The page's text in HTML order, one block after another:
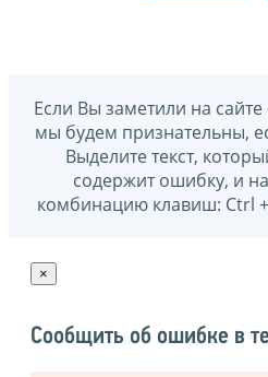
Если Вы заметили на
мы будем признательны,
Выделите текст,
содержит ошибку, и
комбинацию клавиш: Ctrl
×
Сообщить об ошибке в